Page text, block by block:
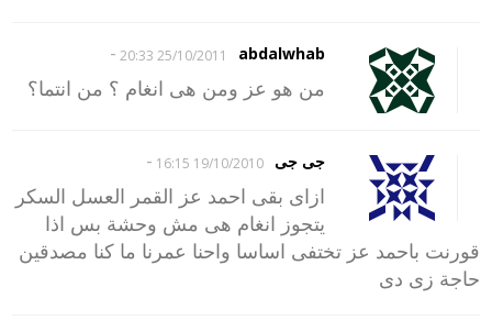
abdalwhab
25/10/2011 20:33
-
من هو عز ومن هى انغام ؟ من انتما؟
جى جى 19/10/2010 16:15
-
ازاى بقى احمد عز القمر العسل السكر
يتجوز انغام هى مش وحشة بس اذا
قورنت باحمد عز تختفى اساسا واحنا عمرنا ما كنا مصدقين
حاجة زى دى